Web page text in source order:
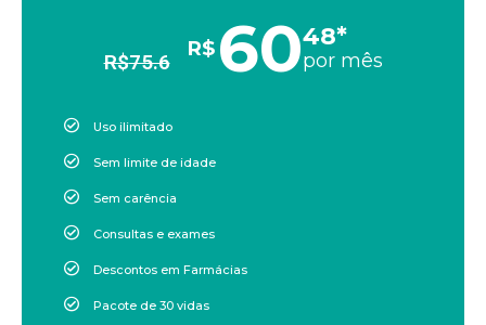
R$75.6
R$ 6048*
por mês
Uso ilimitado
Sem limite de idade
Sem carência
Consultas e exames
Descontos em Farmácias
Pacote de 30 vidas